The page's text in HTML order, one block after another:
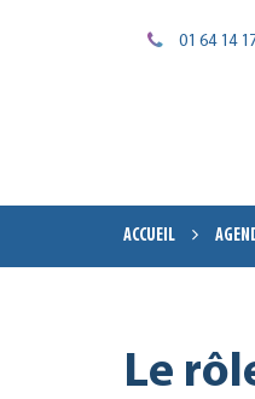
01 64 14
ACCUEIL
Le